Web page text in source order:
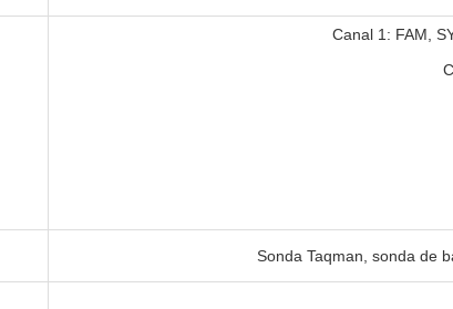
Canal 1: FAM,
Sonda Taqman, sonda de